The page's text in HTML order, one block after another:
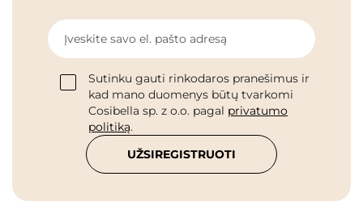
Įveskite savo el. pašto adresą
Sutinku gauti rinkodaros pranešimus ir
kad mano duomenys būtų tvarkomi
Cosibella sp. z o.o. pagal privatumo
politiką.
UŽSIREGISTRUOTI